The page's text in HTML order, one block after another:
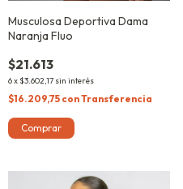
Musculosa Deportiva Dama
Naranja Fluo
$21.613
6x $3.602,17 sin interés
$16.209,75 conTransferencia
Comprar